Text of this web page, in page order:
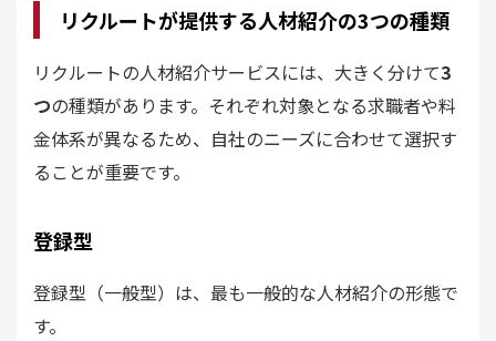
リクルートが提供する人材紹介の3つの種類
リクルートの人材紹介サービスには、大きく分けて3
つの種類があります。それぞれ対象となる求職者や料
金体系が異なるため、自社のニーズに合わせて選択す
ることが重要です。
登録型
登録型（一般型）は、最も一般的な人材紹介の形態で
す。